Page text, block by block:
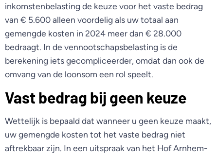
inkomstenbelasting de keuze voor het vaste bedrag
van € 5.600 alleen voordelig als uw totaal aan
gemengde kosten in 2024 meer dan € 28.000
bedraagt. In de vennootschapsbelasting is de
berekening iets gecompliceerder, omdat dan ook de
omvang van de loonsom een rol speelt.
Vast bedrag bij geen keuze
Wettelijk is bepaald dat wanneer u geen keuze maakt,
uw gemengde kosten tot het vaste bedrag niet
aftrekbaar zijn. In een uitspraak van het Hof Arnhem-